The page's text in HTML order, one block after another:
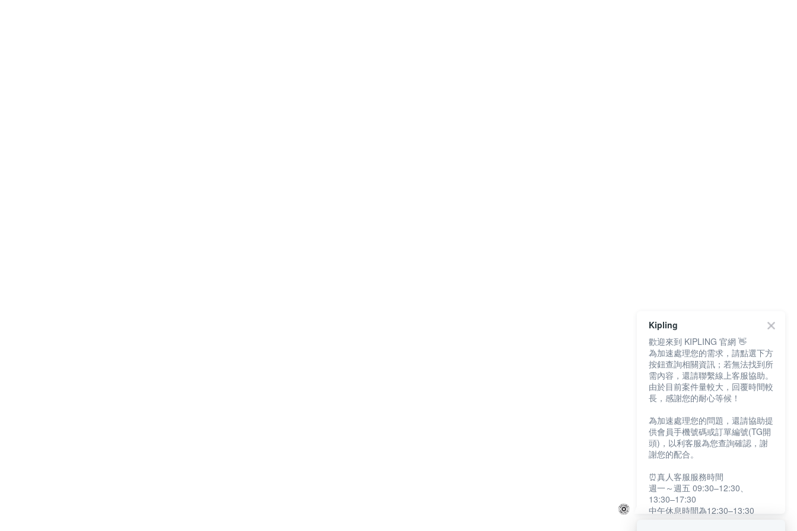
Kipling
歡迎來到 KIPLING 官網 👋
為加速處理您的需求，請點選下方
按鈕查詢相關資訊；若無法找到所
需內容，還請聯繫線上客服協助。
由於目前案件量較大，回覆時間較
長，感謝您的耐心等候！
為加速處理您的問題，還請協助提
供會員手機號碼或訂單編號(TG開
頭)，以利客服為您查詢確認，謝
謝您的配合。
⏰真人客服服務時間
週一～週五 09:30–12:30、
13:30–17:30
中午休息時間為12:30–13:30